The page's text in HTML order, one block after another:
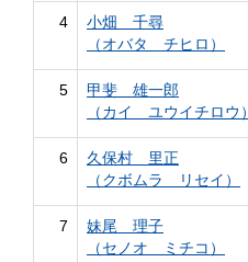
4
小畑 千尋
（オバタ チヒロ）
5
甲斐 雄一郎
（カイ ユウイチロウ）
6
久保村 里正
（クボムラ リセイ）
7
妹尾 理子
（セノオ ミチコ）